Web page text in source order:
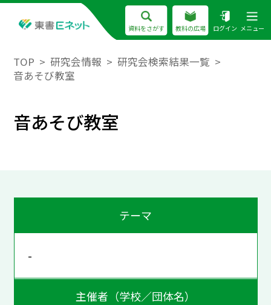
資料をさがす 教科の広場 ログイン メニュー
TOP 研究会情報
研究会検索結果一覧
音あそび教室
音あそび教室
テーマ
-
主催者（学校／団体名）